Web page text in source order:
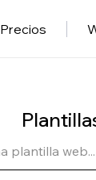
Precios